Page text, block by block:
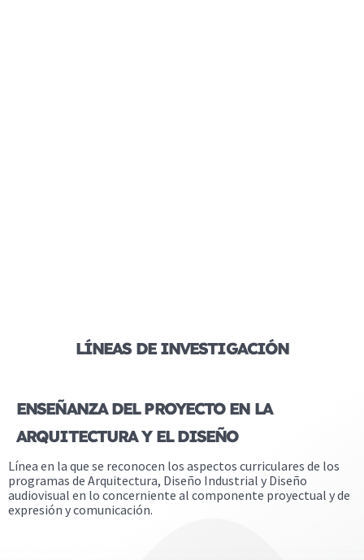
LÍNEAS DE INVESTIGACIÓN
ENSEÑANZA DEL PROYECTO EN LA
ARQUITECTURA Y EL DISEÑO
Línea en la que se reconocen los aspectos curriculares de los
programas de Arquitectura, Diseño Industrial y Diseño
audiovisual en lo concerniente al componente proyectual y de
expresión y comunicación.